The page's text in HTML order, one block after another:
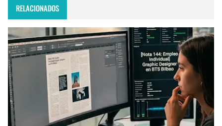
RELACIONADOS